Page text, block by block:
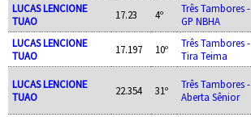
LUCAS LENCIONE
TUAO
17.23 4º
Três Tambores -
GP NBHA
LUCAS LENCIONE
TUAO
17.197 10º
Três Tambores -
Tira Teima
LUCAS LENCIONE
TUAO
22.354 31º
Três Tambores -
Aberta Sênior